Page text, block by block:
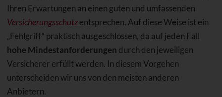
Ihren Erwartungen an einen guten und umfassenden
Versicherungsschutzentsprechen. Auf diese Weise ist ein
„Fehlgriff“ praktisch ausgeschlossen, da auf jeden Fall
hohe Mindestanforderungen durch den jeweiligen
Versicherer erfüllt werden. In diesem Vorgehen
unterscheiden wir uns von den meisten anderen
Anbietern.